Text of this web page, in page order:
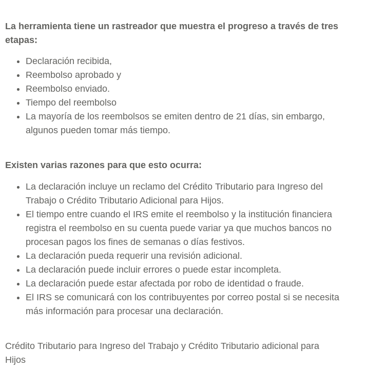
La herramienta tiene un rastreador que muestra el progreso a través de tres
etapas:
Declaración recibida,
Reembolso aprobado y
Reembolso enviado.
Tiempo del reembolso
La mayoría de los reembolsos se emiten dentro de 21 días, sin embargo,
algunos pueden tomar más tiempo.
Existen varias razones para que esto ocurra:
La declaración incluye un reclamo del Crédito Tributario para Ingreso del
Trabajo o Crédito Tributario Adicional para Hijos.
El tiempo entre cuando el IRS emite el reembolso y la institución financiera
registra el reembolso en su cuenta puede variar ya que muchos bancos no
procesan pagos los fines de semanas o días festivos.
La declaración pueda requerir una revisión adicional.
La declaración puede incluir errores o puede estar incompleta.
La declaración puede estar afectada por robo de identidad o fraude.
El IRS se comunicará con los contribuyentes por correo postal si se necesita
más información para procesar una declaración.
Crédito Tributario para Ingreso del Trabajo y Crédito Tributario adicional para
Hijos